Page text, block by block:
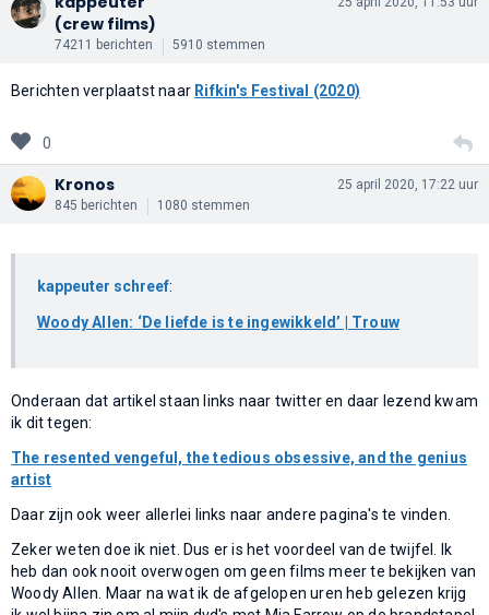
(crew films)
74211 berichten 5910 stemmen
Berichten verplaatst naar Rifkin's Festival (2020)
0
Kronos
845 berichten 1080 stemmen
25 april 2020, 17:22 uur
kappeuter schreef:
Woody Allen: ‘De liefde is te ingewikkeld’ | Trouw
Onderaan dat artikel staan links naar twitter en daar lezend kwam
ik dit tegen:
The resented vengeful, the tedious obsessive, and the genius
artist
Daar zijn ook weer allerlei links naar andere pagina's te vinden.
Zeker weten doe ik niet. Dus er is het voordeel van de twijfel. Ik
heb dan ook nooit overwogen om geen films meer te bekijken van
Woody Allen. Maar na wat ik de afgelopen uren heb gelezen krijg